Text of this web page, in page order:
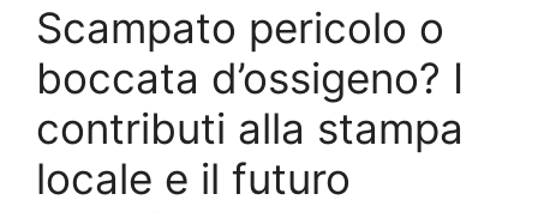
Scampato pericolo o
boccata d’ossigeno? I
contributi alla stampa
locale e il futuro